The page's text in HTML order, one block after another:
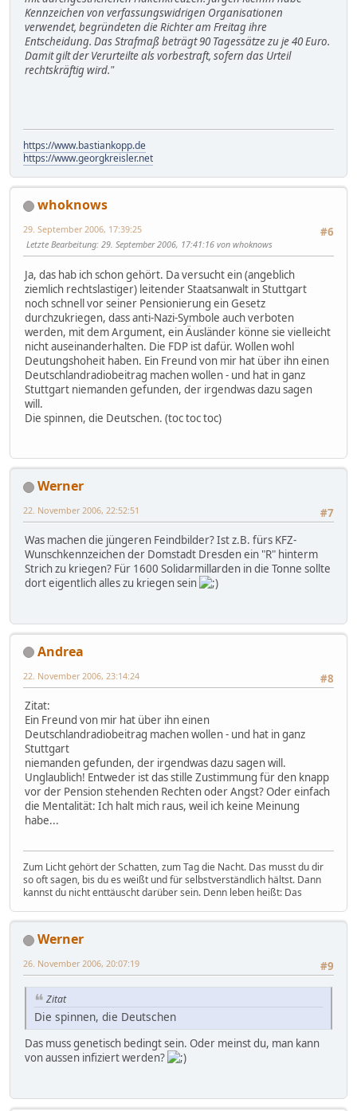
Kennzeichen von verfassungswidrigen Organisationen
verwendet, begründeten die Richter am Freitag ihre
Entscheidung. Das Strafmaß beträgt 90 Tagessätze zu je 40 Euro.
Damit gilt der Verurteilte als vorbestraft, sofern das Urteil
rechtskräftig wird."
https://www.bastiankopp.de
https://www.georgkreisler.net
whoknows
#6
29. September 2006, 17:39:25
Letzte Bearbeitung: 29. September 2006, 17:41:16 von whoknows
Ja, das hab ich schon gehört. Da versucht ein (angeblich
ziemlich rechtslastiger) leitender Staatsanwalt in Stuttgart
noch schnell vor seiner Pensionierung ein Gesetz
durchzukriegen, dass anti-Nazi-Symbole auch verboten
werden, mit dem Argument, ein Äusländer könne sie vielleicht
nicht auseinanderhalten. Die FDP ist dafür. Wollen wohl
Deutungshoheit haben. Ein Freund von mir hat über ihn einen
Deutschlandradiobeitrag machen wollen - und hat in ganz
Stuttgart niemanden gefunden, der irgendwas dazu sagen
will.
Die spinnen, die Deutschen. (toc toc toc)
Werner
#7
22. November 2006, 22:52:51
Was machen die jüngeren Feindbilder? Ist z.B. fürs KFZ-
Wunschkennzeichen der Domstadt Dresden ein "R" hinterm
Strich zu kriegen? Für 1600 Solidarmillarden in die Tonne sollte
dort eigentlich alles zu kriegen sein
Andrea
#8
22. November 2006, 23:14:24
Zitat:
Ein Freund von mir hat über ihn einen
Deutschlandradiobeitrag machen wollen - und hat in ganz
Stuttgart
niemanden gefunden, der irgendwas dazu sagen will.
Unglaublich! Entweder ist das stille Zustimmung für den knapp
vor der Pension stehenden Rechten oder Angst? Oder einfach
die Mentalität: Ich halt mich raus, weil ich keine Meinung
habe...
Zum Licht gehört der Schatten, zum Tag die Nacht. Das musst du dir
so oft sagen, bis du es weißt und für selbstverständlich hältst. Dann
kannst du nicht enttäuscht darüber sein. Denn leben heißt: Das
Werner
#9
26. November 2006, 20:07:19
Zitat
Die spinnen, die Deutschen
Das muss genetisch bedingt sein. Oder meinst du, man kann
von aussen infiziert werden?